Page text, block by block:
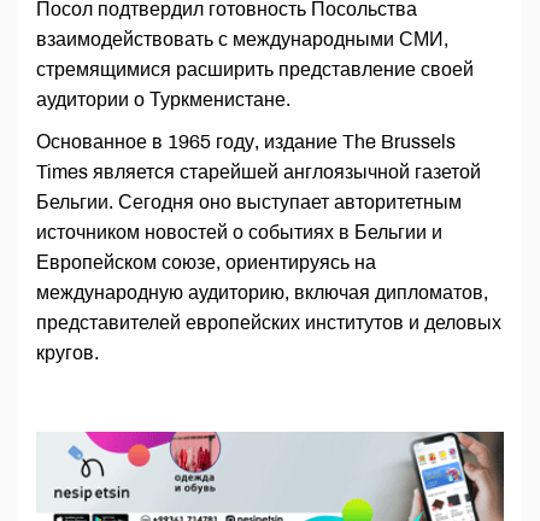
Посол подтвердил готовность Посольства
взаимодействовать с международными СМИ,
стремящимися расширить представление своей
аудитории о Туркменистане.
Основанное в 1965 году, издание The Brussels
Times является старейшей англоязычной газетой
Бельгии. Сегодня оно выступает авторитетным
источником новостей о событиях в Бельгии и
Европейском союзе, ориентируясь на
международную аудиторию, включая дипломатов,
представителей европейских институтов и деловых
кругов.